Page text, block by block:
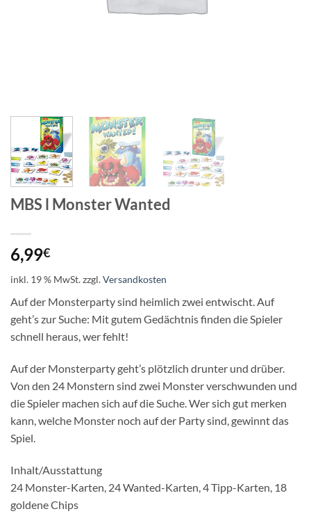
MBS l Monster Wanted
6,99€
inkl. 19 % MwSt.zzgl.Versandkosten
Auf der Monsterparty sind heimlich zwei entwischt. Auf
geht’s zur Suche: Mit gutem Gedächtnis finden die Spieler
schnell heraus, wer fehlt!
Auf der Monsterparty geht’s plötzlich drunter und drüber.
Von den 24 Monstern sind zwei Monster verschwunden und
die Spieler machen sich auf die Suche. Wer sich gut merken
kann, welche Monster noch auf der Party sind, gewinnt das
Spiel.
Inhalt/Ausstattung
24 Monster-Karten, 24 Wanted-Karten, 4 Tipp-Karten, 18
goldene Chips